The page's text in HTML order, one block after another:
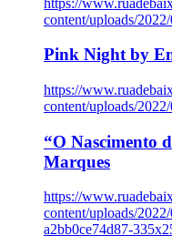
content/uploads/
Pink Night by
https://
content/uploads/
“O Nascimento
Marques
https://
content/uploads/
a2bb0ce74d87-